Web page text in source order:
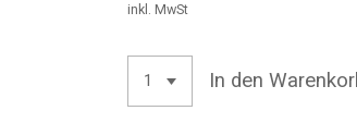
inkl. MwSt
In den